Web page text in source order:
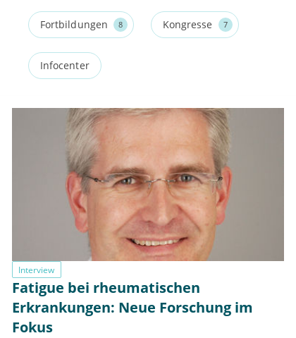
Fortbildungen 8 Kongresse 7
Infocenter
Interview
Fatigue bei rheumatischen
Erkrankungen: Neue Forschung im
Fokus